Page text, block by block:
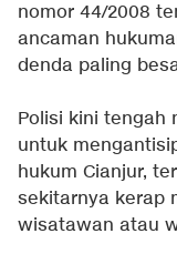
nomor 44/2008
ancaman
denda paling
Polisi kini tengah
untuk
hukum Cianjur,
sekitarnya kerap
wisatawan atau